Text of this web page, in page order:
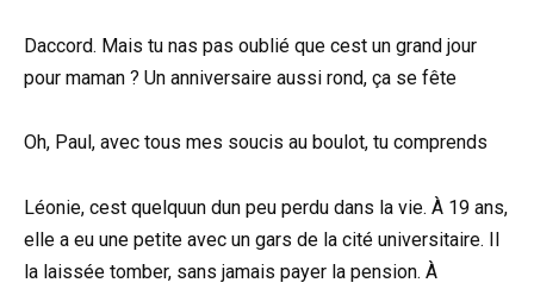
Daccord. Mais tu nas pas oublié que cest un grand jour
pour maman ? Un anniversaire aussi rond, ça se fête
Oh, Paul, avec tous mes soucis au boulot, tu comprends
Léonie, cest quelquun dun peu perdu dans la vie. À 19 ans,
elle a eu une petite avec un gars de la cité universitaire. Il
la laissée tomber, sans jamais payer la pension. À